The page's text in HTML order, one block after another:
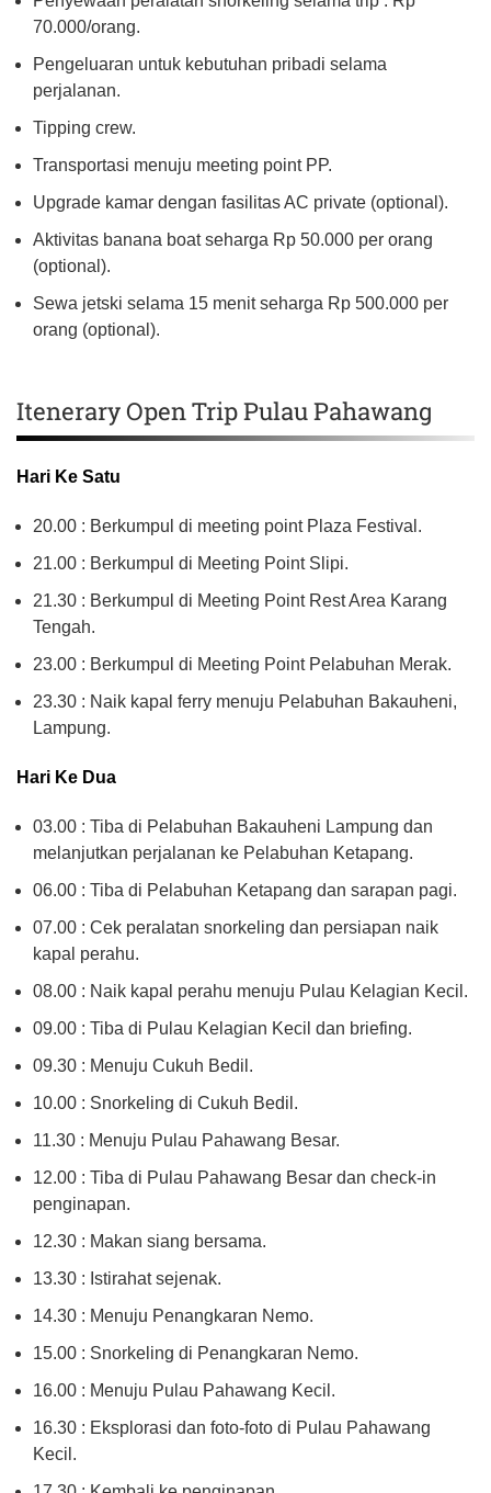
70.000/orang.
Pengeluaran untuk kebutuhan pribadi selama
perjalanan.
Tipping crew.
Transportasi menuju meeting point PP.
Upgrade kamar dengan fasilitas AC private (optional).
Aktivitas banana boat seharga Rp 50.000 per orang
(optional).
Sewa jetski selama 15 menit seharga Rp 500.000 per
orang (optional).
Itenerary Open Trip Pulau Pahawang
Hari Ke Satu
20.00 : Berkumpul di meeting point Plaza Festival.
21.00 : Berkumpul di Meeting Point Slipi.
21.30 : Berkumpul di Meeting Point Rest Area Karang
Tengah.
23.00 : Berkumpul di Meeting Point Pelabuhan Merak.
23.30 : Naik kapal ferry menuju Pelabuhan Bakauheni,
Lampung.
Hari Ke Dua
03.00 : Tiba di Pelabuhan Bakauheni Lampung dan
melanjutkan perjalanan ke Pelabuhan Ketapang.
06.00 : Tiba di Pelabuhan Ketapang dan sarapan pagi.
07.00 : Cek peralatan snorkeling dan persiapan naik
kapal perahu.
08.00 : Naik kapal perahu menuju Pulau Kelagian Kecil.
09.00 : Tiba di Pulau Kelagian Kecil dan briefing.
09.30 : Menuju Cukuh Bedil.
10.00 : Snorkeling di Cukuh Bedil.
11.30 : Menuju Pulau Pahawang Besar.
12.00 : Tiba di Pulau Pahawang Besar dan check-in
penginapan.
12.30 : Makan siang bersama.
13.30 : Istirahat sejenak.
14.30 : Menuju Penangkaran Nemo.
15.00 : Snorkeling di Penangkaran Nemo.
16.00 : Menuju Pulau Pahawang Kecil.
16.30 : Eksplorasi dan foto-foto di Pulau Pahawang
Kecil.